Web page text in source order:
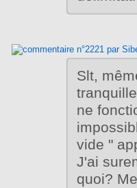
Slt,
ne
vide "
J'ai
quoi?